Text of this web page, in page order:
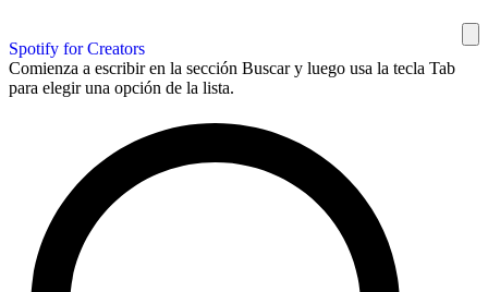
Spotify for Creators
Comienza a escribir en la sección Buscar y luego usa la tecla Tab
para elegir una opción de la lista.